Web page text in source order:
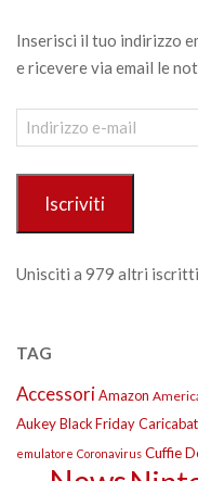
Inserisci il tuo indirizzo
e ricevere via email le
Indirizzo
e-
Iscriviti
Unisciti a 979 altri iscritti
TAG
AccessoriAmazon
AukeyBlack Friday
emulatore Coronavirus Cuffie